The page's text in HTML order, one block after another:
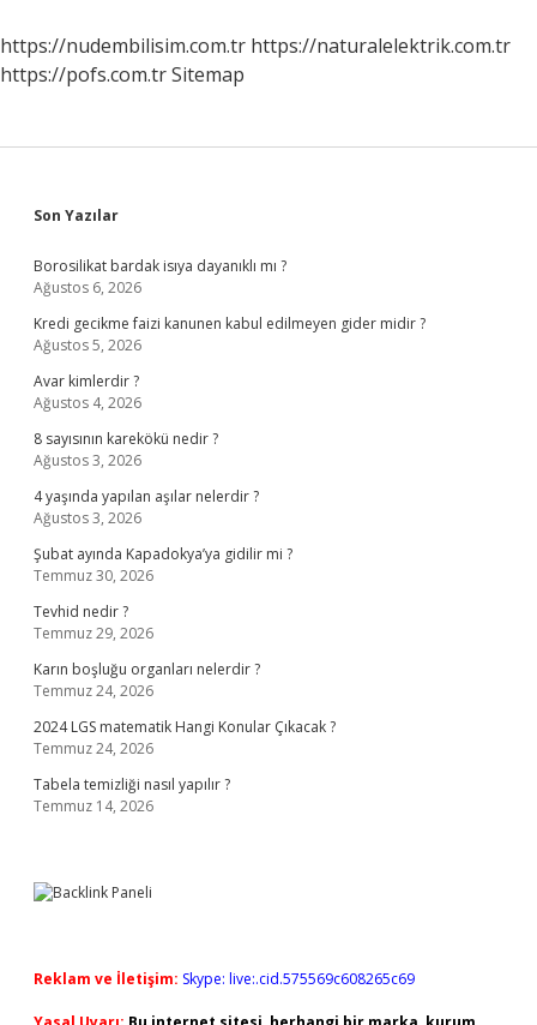
https://nudembilisim.com.tr https://naturalelektrik.com.tr
https://pofs.com.trSitemap
Sidebar
Son Yazılar
Borosilikat bardak isıya dayanıklı mı ?
Ağustos 6, 2026
Kredi gecikme faizi kanunen kabul edilmeyen gider midir ?
Ağustos 5, 2026
Avar kimlerdir ?
Ağustos 4, 2026
8 sayısının karekökü nedir ?
Ağustos 3, 2026
4 yaşında yapılan aşılar nelerdir ?
Ağustos 3, 2026
Şubat ayında Kapadokya’ya gidilir mi ?
Temmuz 30, 2026
Tevhid nedir ?
Temmuz 29, 2026
Karın boşluğu organları nelerdir ?
Temmuz 24, 2026
2024 LGS matematik Hangi Konular Çıkacak ?
Temmuz 24, 2026
Tabela temizliği nasıl yapılır ?
Temmuz 14, 2026
Reklam ve İletişim: Skype: live:.cid.575569c608265c69